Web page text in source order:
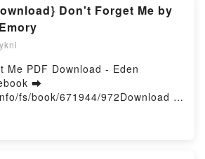
Jennifer Lynn Barnes Read
Hawthorne Jennifer Lynn
The Brothers Hawthorne Jennifer
Brothers Hawthorne Jennifer
The Brothers Hawthorne
Epub VK, The Brothers
Lynn Barnes Free
by Firstory Hosting
Don't Forget Me by
Me PDF Download - Eden
➡
fs/book/671944/972Download or
Forget Me Eden Emory